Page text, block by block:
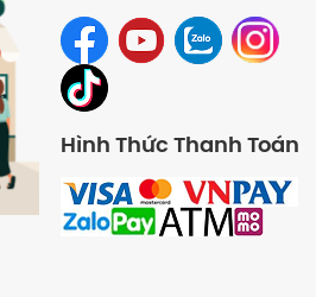
Hình Thức Thanh Toán